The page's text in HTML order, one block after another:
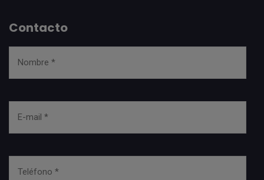
Contacto